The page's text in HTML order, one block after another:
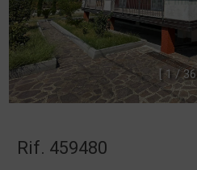
[ 1 / 36
Rif. 459480